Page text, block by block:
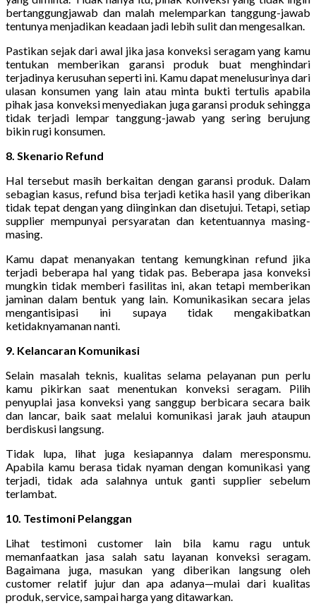
bertanggungjawab dan malah melemparkan tanggung-jawab
tentunya menjadikan keadaan jadi lebih sulit dan mengesalkan.
Pastikan sejak dari awal jika jasa konveksi seragam yang kamu
tentukan memberikan garansi produk buat menghindari
terjadinya kerusuhan seperti ini. Kamu dapat menelusurinya dari
ulasan konsumen yang lain atau minta bukti tertulis apabila
pihak jasa konveksi menyediakan juga garansi produk sehingga
tidak terjadi lempar tanggung-jawab yang sering berujung
bikin rugi konsumen.
8. Skenario Refund
Hal tersebut masih berkaitan dengan garansi produk. Dalam
sebagian kasus, refund bisa terjadi ketika hasil yang diberikan
tidak tepat dengan yang diinginkan dan disetujui. Tetapi, setiap
supplier mempunyai persyaratan dan ketentuannya masing-
masing.
Kamu dapat menanyakan tentang kemungkinan refund jika
terjadi beberapa hal yang tidak pas. Beberapa jasa konveksi
mungkin tidak memberi fasilitas ini, akan tetapi memberikan
jaminan dalam bentuk yang lain. Komunikasikan secara jelas
mengantisipasi ini supaya tidak mengakibatkan
ketidaknyamanan nanti.
9. Kelancaran Komunikasi
Selain masalah teknis, kualitas selama pelayanan pun perlu
kamu pikirkan saat menentukan konveksi seragam. Pilih
penyuplai jasa konveksi yang sanggup berbicara secara baik
dan lancar, baik saat melalui komunikasi jarak jauh ataupun
berdiskusi langsung.
Tidak lupa, lihat juga kesiapannya dalam meresponsmu.
Apabila kamu berasa tidak nyaman dengan komunikasi yang
terjadi, tidak ada salahnya untuk ganti supplier sebelum
terlambat.
10. Testimoni Pelanggan
Lihat testimoni customer lain bila kamu ragu untuk
memanfaatkan jasa salah satu layanan konveksi seragam.
Bagaimana juga, masukan yang diberikan langsung oleh
customer relatif jujur dan apa adanya—mulai dari kualitas
produk, service, sampai harga yang ditawarkan.